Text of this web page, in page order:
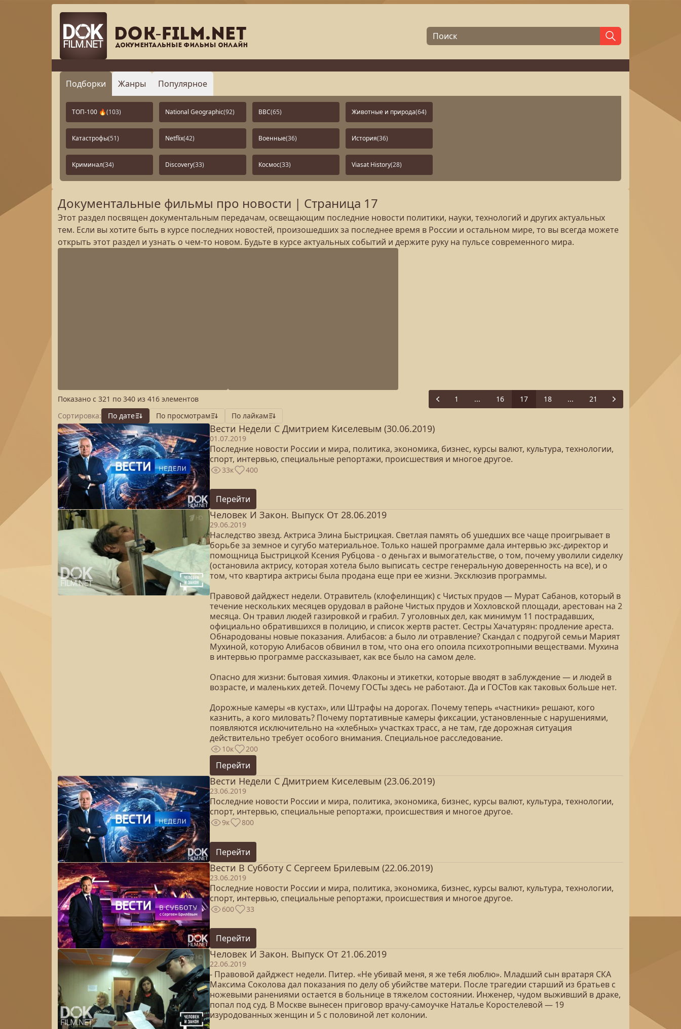
Подборки Жанры Популярное
ТОП-100 🔥(103) National Geographic(92) BBC(65) Животные и природа(64)
Катастрофы(51) Netflix(42) Военные(36) История(36)
Криминал(34) Discovery(33) Космос(33) Viasat History(28)
Документальные фильмы про новости | Страница 17
Этот раздел посвящен документальным передачам, освещающим последние новости политики, науки, технологий и других актуальных
тем. Если вы хотите быть в курсе последних новостей, произошедших за последнее время в России и остальном мире, то вы всегда можете
открыть этот раздел и узнать о чем-то новом. Будьте в курсе актуальных событий и держите руку на пульсе современного мира.
Показано с 321 по 340 из 416 элементов Previous
1 ... 16 17 18 ... 21
Next
Сортировка:
По дате По просмотрам По лайкам
Вести Недели С Дмитрием Киселевым (30.06.2019)
01.07.2019
Последние новости России и мира, политика, экономика, бизнес, курсы валют, культура, технологии,
спорт, интервью, специальные репортажи, происшествия и многое другое.
33к 400
Перейти
Человек И Закон. Выпуск От 28.06.2019
29.06.2019
Наследство звезд. Актриса Элина Быстрицкая. Светлая память об ушедших все чаще проигрывает в
борьбе за земное и сугубо материальное. Только нашей программе дала интервью экс-директор и
помощница Быстрицкой Ксения Рубцова - о деньгах и вымогательстве, о том, почему уволили сиделку
(остановила актрису, которая хотела было выписать сестре генеральную доверенность на все), и о
том, что квартира актрисы была продана еще при ее жизни. Эксклюзив программы.
Правовой дайджест недели. Отравитель (клофелинщик) с Чистых прудов — Мурат Сабанов, который в
течение нескольких месяцев орудовал в районе Чистых прудов и Хохловской площади, арестован на 2
месяца. Он травил людей газировкой и грабил. 7 уголовных дел, как минимум 11 пострадавших,
официально обратившихся в полицию, и список жертв растет. Сестры Хачатурян: продление ареста.
Обнародованы новые показания. Алибасов: а было ли отравление? Скандал с подругой семьи Марият
Мухиной, которую Алибасов обвинил в том, что она его опоила психотропными веществами. Мухина
в интервью программе рассказывает, как все было на самом деле.
Опасно для жизни: бытовая химия. Флаконы и этикетки, которые вводят в заблуждение — и людей в
возрасте, и маленьких детей. Почему ГОСТы здесь не работают. Да и ГОСТов как таковых больше нет.
Дорожные камеры «в кустах», или Штрафы на дорогах. Почему теперь «частники» решают, кого
казнить, а кого миловать? Почему портативные камеры фиксации, установленные с нарушениями,
появляются исключительно на «хлебных» участках трасс, а не там, где дорожная ситуация
действительно требует особого внимания. Специальное расследование.
10к 200
Перейти
Вести Недели С Дмитрием Киселевым (23.06.2019)
23.06.2019
Последние новости России и мира, политика, экономика, бизнес, курсы валют, культура, технологии,
спорт, интервью, специальные репортажи, происшествия и многое другое.
9к 800
Перейти
Вести В Субботу С Сергеем Брилевым (22.06.2019)
23.06.2019
Последние новости России и мира, политика, экономика, бизнес, курсы валют, культура, технологии,
спорт, интервью, специальные репортажи, происшествия и многое другое.
600 33
Перейти
Человек И Закон. Выпуск От 21.06.2019
22.06.2019
- Правовой дайджест недели. Питер. «Не убивай меня, я же тебя люблю». Младший сын вратаря СКА
Максима Соколова дал показания по делу об убийстве матери. После трагедии старший из братьев с
ножевыми ранениями остается в больнице в тяжелом состоянии. Инженер, чудом выживший в драке,
попал под суд. В Москве вынесен приговор врачу-самоучке Наталье Коростелевой — 19
изуродованных женщин и 5 с половиной лет колонии.